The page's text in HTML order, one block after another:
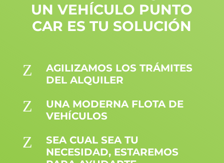
UN VEHÍCULO PUNTO
CAR ES TU SOLUCIÓN
Z
AGILIZAMOS LOS TRÁMITES
DEL ALQUILER
Z
UNA MODERNA FLOTA DE
VEHÍCULOS
Z
SEA CUAL SEA TU
NECESIDAD, ESTAREMOS